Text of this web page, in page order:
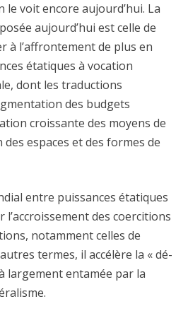
voit encore aujourd’hui. La
aujourd’hui est celle de
à l’affrontement de plus en
étatiques à vocation
dont les traductions
des budgets
croissante des moyens de
espaces et des formes de
entre puissances étatiques
l’accroissement des coercitions
notamment celles de
termes, il accélère la « dé-
largement entamée par la